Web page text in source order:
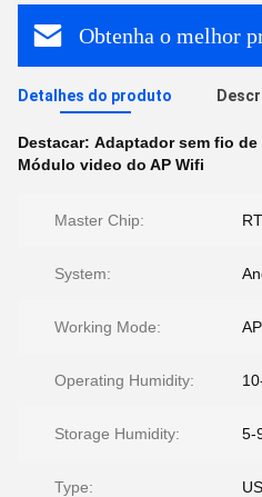
Obtenha o melhor
Detalhes do produto
Destacar: Adaptador sem fio de
Módulo video do AP Wifi
Master Chip:
System:
Working Mode:
Operating Humidity:
Storage Humidity: 5-
Type: